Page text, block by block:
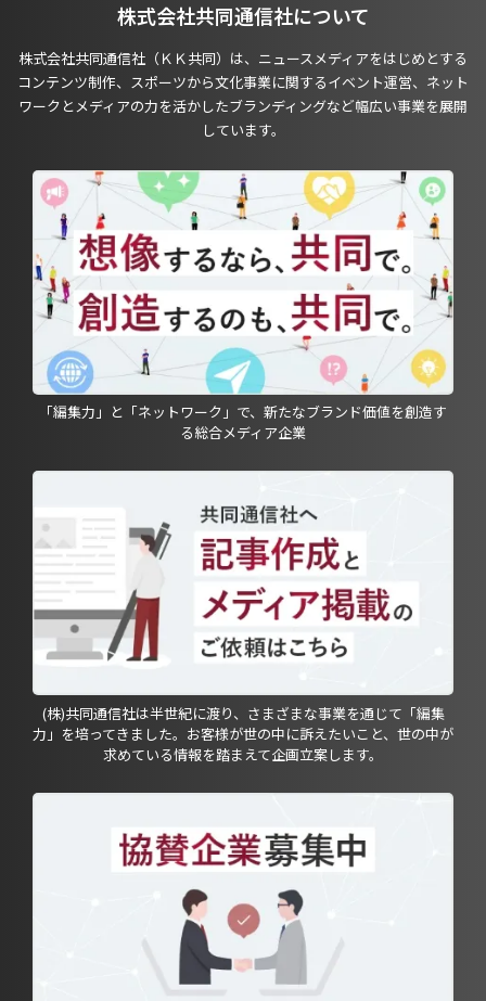
株式会社共同通信社について
株式会社共同通信社（ＫＫ共同）は、ニュースメディアをはじめとする
コンテンツ制作、スポーツから文化事業に関するイベント運営、ネット
ワークとメディアの力を活かしたブランディングなど幅広い事業を展開
しています。
「編集力」と「ネットワーク」で、新たなブランド価値を創造す
る総合メディア企業
(株)共同通信社は半世紀に渡り、さまざまな事業を通じて「編集
力」を培ってきました。お客様が世の中に訴えたいこと、世の中が
求めている情報を踏まえて企画立案します。